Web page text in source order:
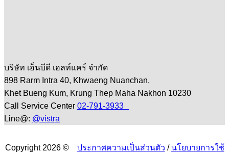
บริษัท เอ็นบีดี เฮลท์แคร์ จำกัด
898 Rarm Intra 40, Khwaeng Nuanchan,
Khet Bueng Kum, Krung Thep Maha Nakhon 10230
Call Service Center 02-791-3933
Line@: @vistra
Copyright 2026 © ประกาศความเป็นส่วนตัว / นโยบายการใช้